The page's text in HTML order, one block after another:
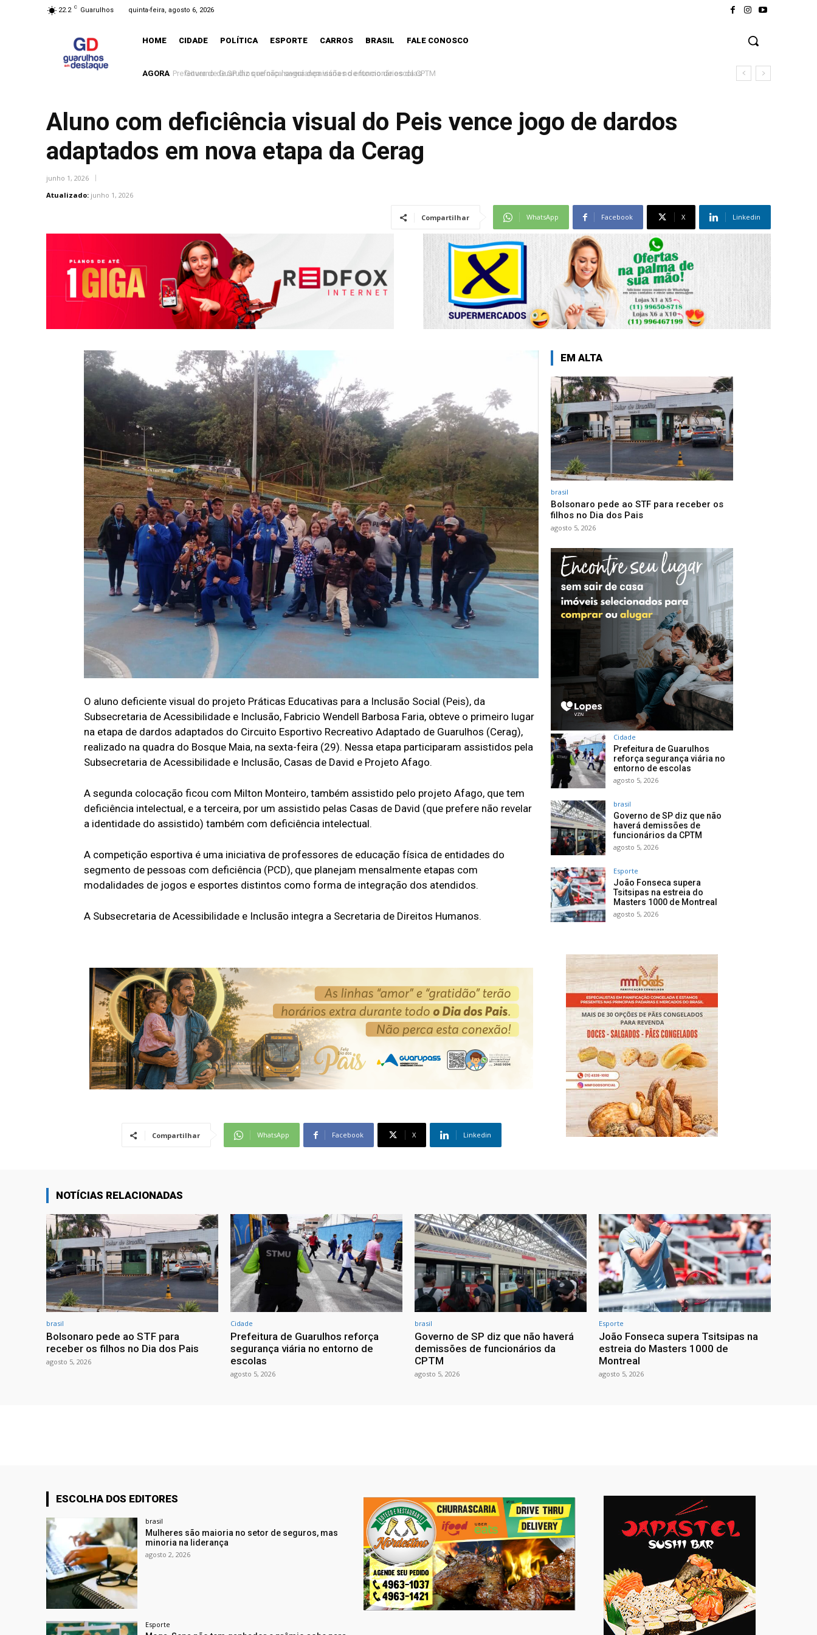
22.2 C Guarulhos quinta-feira, agosto 6, 2026
HOME CIDADE POLÍTICA ESPORTE CARROS BRASIL FALE CONOSCO
AGORA Governo de SP diz que não haverá demissões de funcionários da CPTM
Aluno com deficiência visual do Peis vence jogo de dardos
adaptados em nova etapa da Cerag
junho 1, 2026
Atualizado: junho 1, 2026
Compartilhar WhatsApp Facebook X Linkedin
O aluno deficiente visual do projeto Práticas Educativas para a Inclusão Social (Peis), da
Subsecretaria de Acessibilidade e Inclusão, Fabricio Wendell Barbosa Faria, obteve o primeiro lugar
na etapa de dardos adaptados do Circuito Esportivo Recreativo Adaptado de Guarulhos (Cerag),
realizado na quadra do Bosque Maia, na sexta-feira (29). Nessa etapa participaram assistidos pela
Subsecretaria de Acessibilidade e Inclusão, Casas de David e Projeto Afago.
A segunda colocação ficou com Milton Monteiro, também assistido pelo projeto Afago, que tem
deficiência intelectual, e a terceira, por um assistido pelas Casas de David (que prefere não revelar
a identidade do assistido) também com deficiência intelectual.
A competição esportiva é uma iniciativa de professores de educação física de entidades do
segmento de pessoas com deficiência (PCD), que planejam mensalmente etapas com
modalidades de jogos e esportes distintos como forma de integração dos atendidos.
A Subsecretaria de Acessibilidade e Inclusão integra a Secretaria de Direitos Humanos.
Compartilhar WhatsApp Facebook X Linkedin
EM ALTA
brasil
Bolsonaro pede ao STF para receber os
filhos no Dia dos Pais
agosto 5, 2026
Cidade
Prefeitura de Guarulhos
reforça segurança viária no
entorno de escolas
agosto 5, 2026
brasil
Governo de SP diz que não
haverá demissões de
funcionários da CPTM
agosto 5, 2026
Esporte
João Fonseca supera
Tsitsipas na estreia do
Masters 1000 de Montreal
agosto 5, 2026
NOTÍCIAS RELACIONADAS
brasil
Bolsonaro pede ao STF para
receber os filhos no Dia dos Pais
agosto 5, 2026
Cidade
Prefeitura de Guarulhos reforça
segurança viária no entorno de
escolas
agosto 5, 2026
brasil
Governo de SP diz que não haverá
demissões de funcionários da
CPTM
agosto 5, 2026
Esporte
João Fonseca supera Tsitsipas na
estreia do Masters 1000 de
Montreal
agosto 5, 2026
ESCOLHA DOS EDITORES
brasil
Mulheres são maioria no setor de seguros, mas
minoria na liderança
agosto 2, 2026
Esporte